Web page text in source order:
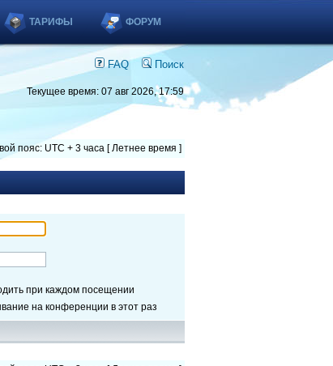
ТАРИФЫ ФОРУМ
FAQ Поиск
Текущее время: 07 авг 2026, 17:59
пояс: UTC + 3 часа [ Летнее время ]
при каждом посещении
на конференции в этот раз